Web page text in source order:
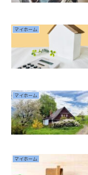
マイホーム
マイホーム
マイホーム